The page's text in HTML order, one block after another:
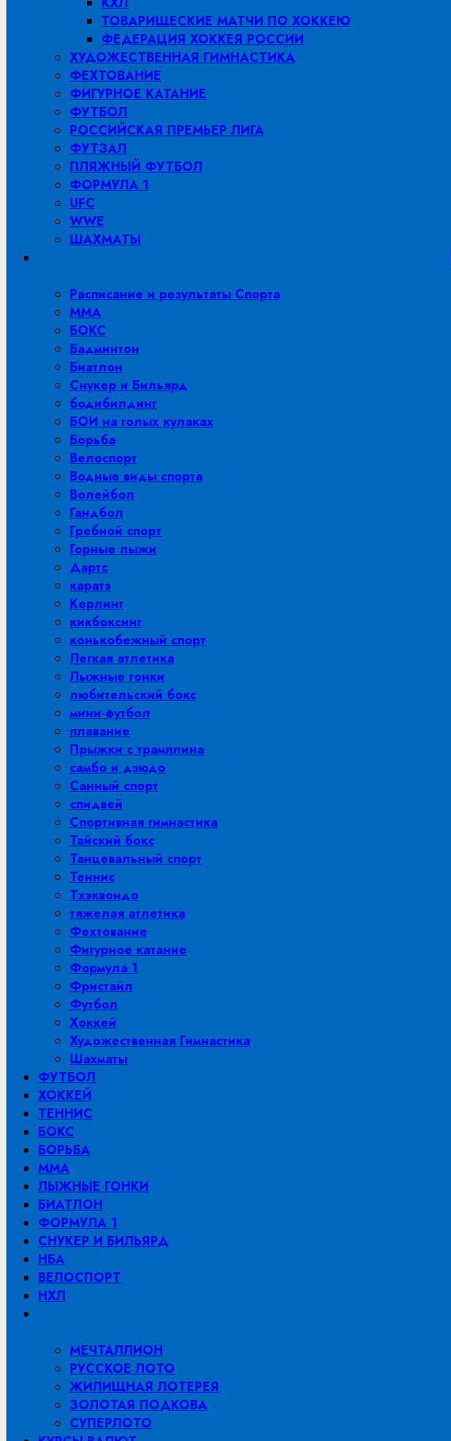
ТОВАРИЩЕСКИЕ МАТЧИ ПО ХОККЕЮ
ФЕДЕРАЦИЯ ХОККЕЯ РОССИИ
ХУДОЖЕСТВЕННАЯ ГИМНАСТИКА
ФЕХТОВАНИЕ
ФИГУРНОЕ КАТАНИЕ
ФУТБОЛ
РОССИЙСКАЯ ПРЕМЬЕР ЛИГА
ФУТЗАЛ
ПЛЯЖНЫЙ ФУТБОЛ
ФОРМУЛА 1
UFC
WWE
ШАХМАТЫ
Расписание и результаты Спорта
MMA
БОКС
Бадминтон
Биатлон
Снукер и Бильярд
бодибилдинг
БОИ на голых кулаках
Борьба
Велоспорт
Водные виды спорта
Волейбол
Гандбол
Гребной спорт
Горные лыжи
Дартс
каратэ
Керлинг
кикбоксинг
конькобежный спорт
Легкая атлетика
Лыжные гонки
любительский бокс
мини-футбол
плавание
Прыжки с трамплина
самбо и дзюдо
Санный спорт
спидвей
Спортивная гимнастика
Тайский бокс
Танцевальный спорт
Теннис
Тхэквондо
тяжелая атлетика
Фехтование
Фигурное катание
Формула 1
Фристайл
Футбол
Хоккей
Художественная Гимнастика
Шахматы
ФУТБОЛ
ХОККЕЙ
ТЕННИС
БОКС
БОРЬБА
MMA
ЛЫЖНЫЕ ГОНКИ
БИАТЛОН
ФОРМУЛА 1
СНУКЕР И БИЛЬЯРД
НБА
ВЕЛОСПОРТ
НХЛ
МЕЧТАЛЛИОН
РУССКОЕ ЛОТО
ЖИЛИЩНАЯ ЛОТЕРЕЯ
ЗОЛОТАЯ ПОДКОВА
СУПЕРЛОТО